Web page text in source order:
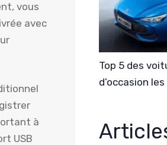
vous
avec
à
USB
Top 5 des
d’occasion